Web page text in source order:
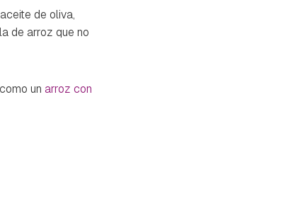
de oliva,
de arroz que no
un arroz con